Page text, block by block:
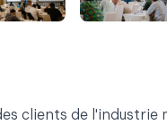
clients de l'industrie